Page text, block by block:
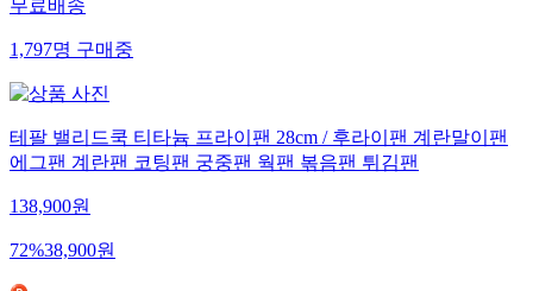
무료배송
1,797명 구매중
테팔 밸리드쿡 티타늄 프라이팬 28cm / 후라이팬 계란말이팬
에그팬 계란팬 코팅팬 궁중팬 웍팬 볶음팬 튀김팬
138,900원
72%38,900원